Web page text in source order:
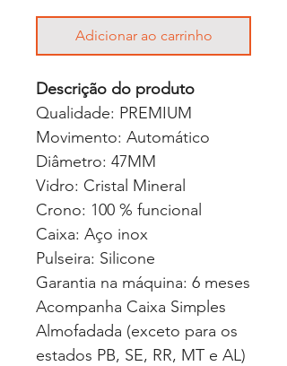
Adicionar ao carrinho
Descrição do produto
Qualidade: PREMIUM
Movimento: Automático
Diâmetro: 47MM
Vidro: Cristal Mineral
Crono: 100 % funcional
Caixa: Aço inox
Pulseira: Silicone
Garantia na máquina: 6 meses
Acompanha Caixa Simples
Almofadada (exceto para os
estados PB, SE, RR, MT e AL)